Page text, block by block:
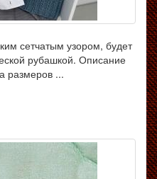
сетчатым узором, будет
рубашкой. Описание
размеров ...